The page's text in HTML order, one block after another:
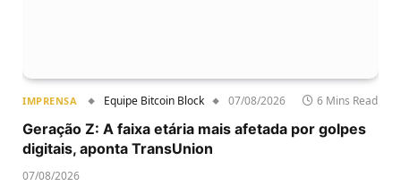
IMPRENSA Equipe Bitcoin Block 07/08/2026 6 Mins Read
Geração Z: A faixa etária mais afetada por golpes
digitais, aponta TransUnion
07/08/2026